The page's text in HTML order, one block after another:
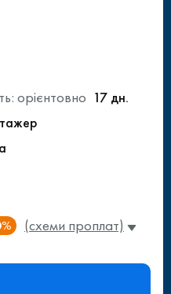
орієнтовно 17 дн.
(схеми проплат)